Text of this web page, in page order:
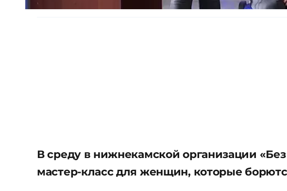
В среду в нижнекамской организации
мастер-класс для женщин, которые